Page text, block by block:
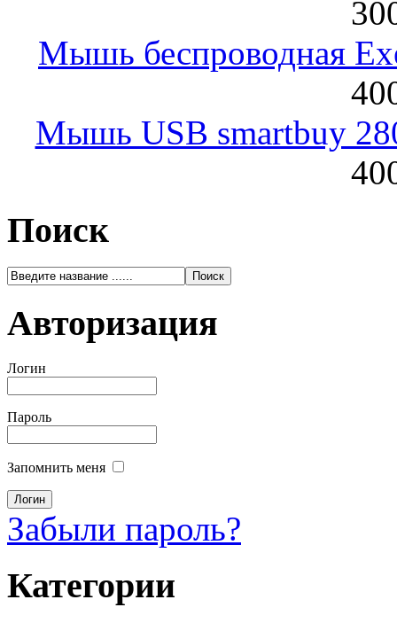
Мышь беспроводная
Мышь USB smartbuy
Поиск
Авторизация
Логин
Пароль
Запомнить меня
Забыли пароль?
Категории